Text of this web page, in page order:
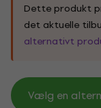
Dette produkt
det aktuelle
alternativt
Vælg en